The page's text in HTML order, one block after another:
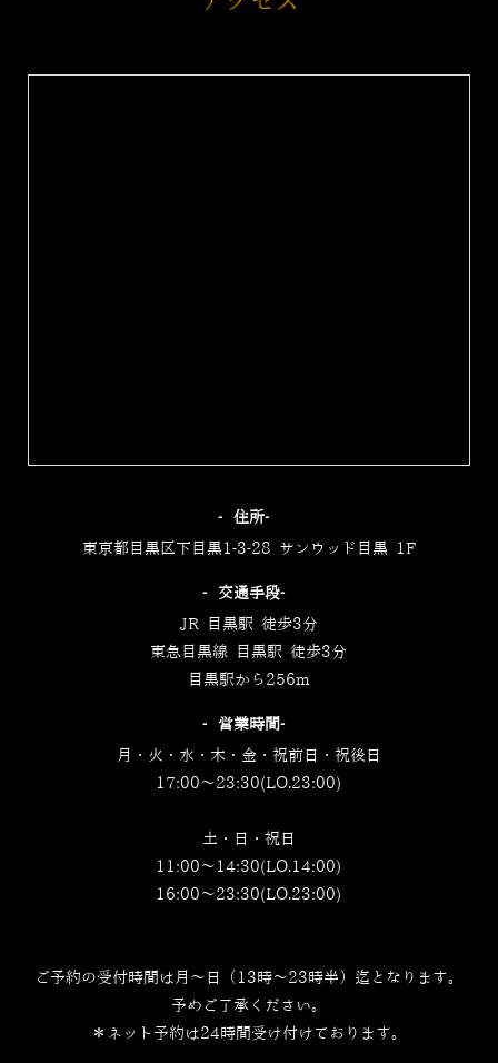
‐住所‐
東京都目黒区下目黒1-3-28 サンウッド目黒 1F
‐交通手段‐
JR 目黒駅 徒歩3分
東急目黒線 目黒駅 徒歩3分
目黒駅から256m
‐営業時間‐
月・火・水・木・金・祝前日・祝後日
17:00～23:30(LO.23:00)
土・日・祝日
11:00～14:30(LO.14:00)
16:00～23:30(LO.23:00)
ご予約の受付時間は月～日（13時～23時半）迄となります。
予めご了承ください。
＊ネット予約は24時間受け付けております。